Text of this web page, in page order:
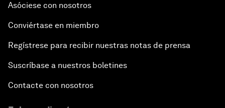
Asóciese con nosotros
Conviértase en miembro
Regístrese para recibir nuestras notas de prensa
Suscríbase a nuestros boletines
Contacte con nosotros